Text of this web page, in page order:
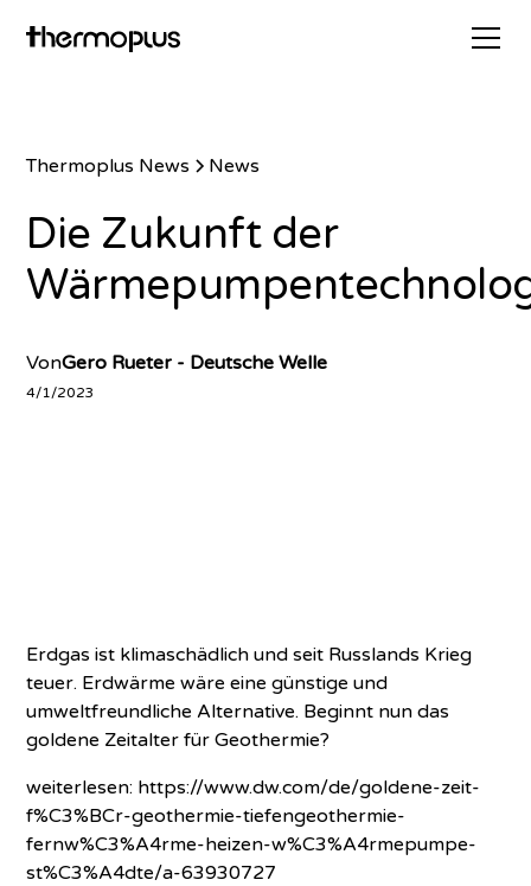
Thermoplus News News
Die Zukunft der
VonGero Rueter - Deutsche Welle
4/1/2023
Erdgas ist klimaschädlich und seit Russlands Krieg
teuer. Erdwärme wäre eine günstige und
umweltfreundliche Alternative. Beginnt nun das
goldene Zeitalter für Geothermie?
weiterlesen: https://www.dw.com/de/goldene-zeit-
f%C3%BCr-geothermie-tiefengeothermie-
fernw%C3%A4rme-heizen-w%C3%A4rmepumpe-
st%C3%A4dte/a-63930727